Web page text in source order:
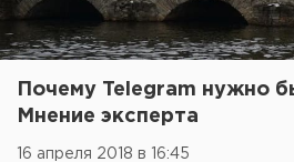
Почему Telegram нужно
Мнение эксперта
16 апреля 2018 в 16:45